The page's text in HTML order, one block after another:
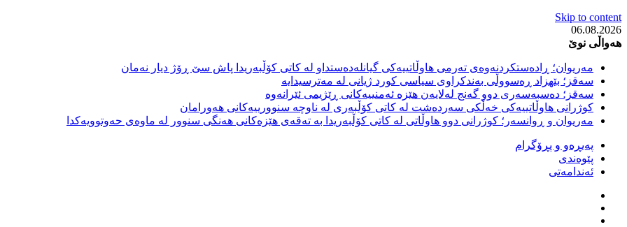
Skip to content
06.08.2026
هەواڵی نوێ
مەریوان؛ ڕادەستکردنەوەی تەرمی هاوڵاتییەکی گیانلەدەستداو لە کاتی کۆڵبەریدا پاش سێ ڕۆژ دیار نەمان
سەقز؛ بێهزاد ڕەسووڵی بەندکراوی سیاسی کورد ژیانی لە مەترسیدایە
سەقز؛ دەسبەسەری دوو گەنج لەلایەن هێزە ئەمنییەکانی ڕێژیمی ئێرانەوە
کوژرانی هاوڵاتییەکی خەڵکی سەردەشت لە کاتی کۆڵبەری لە ناوچە سنوورییەکانی هەورامان
مەریوان و ڕوانسەر؛ کوژرانی دوو هاوڵاتی لە کاتی کۆڵبەریدا بە تەقەی هێزەکانی هەنگی سنوور لە ماوەی حەوتوویەکدا
پەیڕەو و پڕۆگرام
پێوەندی
ئەندامەتی